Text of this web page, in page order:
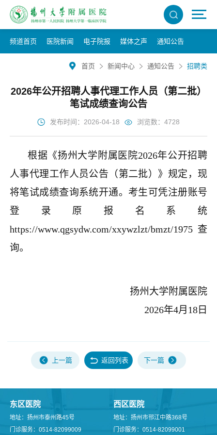
频道首页 医院新闻 电子院报 媒体之声 通知公告
首页 新闻中心 通知公告 招聘类
2026年公开招聘人事代理工作人员（第二批）
笔试成绩查询公告
发布时间：2026-04-18 浏览数：4728
根据《扬州大学附属医院2026年公开招聘
人事代理工作人员公告（第二批）》规定，现
将笔试成绩查询系统开通。考生可凭注册账号
登录原报名系统
https://www.qgsydw.com/xxywzlzt/bmzt/1975 查
询。
扬州大学附属医院
2026年4月18日
上一篇 返回列表 下一篇
东区医院
地址：扬州市泰州路45号
门诊服务：0514-82099009
西区医院
地址：扬州市邗江中路368号
门诊服务：0514-82099001